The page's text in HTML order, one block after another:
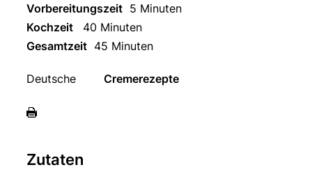
Vorbereitungszeit 5 Minuten
Kochzeit
40 Minuten
Gesamtzeit 45 Minuten
Deutsche Cremerezepte
Zutaten